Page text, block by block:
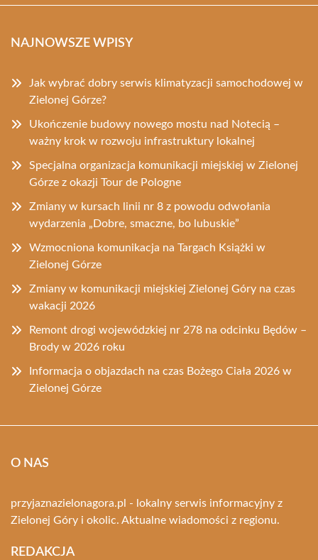
NAJNOWSZE WPISY
Jak wybrać dobry serwis klimatyzacji samochodowej w
Zielonej Górze?
Ukończenie budowy nowego mostu nad Notecią –
ważny krok w rozwoju infrastruktury lokalnej
Specjalna organizacja komunikacji miejskiej w Zielonej
Górze z okazji Tour de Pologne
Zmiany w kursach linii nr 8 z powodu odwołania
wydarzenia „Dobre, smaczne, bo lubuskie”
Wzmocniona komunikacja na Targach Książki w
Zielonej Górze
Zmiany w komunikacji miejskiej Zielonej Góry na czas
wakacji 2026
Remont drogi wojewódzkiej nr 278 na odcinku Będów –
Brody w 2026 roku
Informacja o objazdach na czas Bożego Ciała 2026 w
Zielonej Górze
O NAS
przyjaznazielonagora.pl - lokalny serwis informacyjny z
Zielonej Góry i okolic. Aktualne wiadomości z regionu.
REDAKCJA